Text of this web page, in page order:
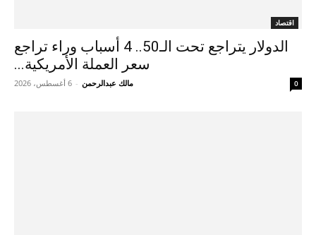
اقتصاد
الدولار يتراجع تحت الـ50.. 4 أسباب وراء تراجع
سعر العملة الأمريكية...
مالك عبدالرحمن - 6 أغسطس، 2026 0